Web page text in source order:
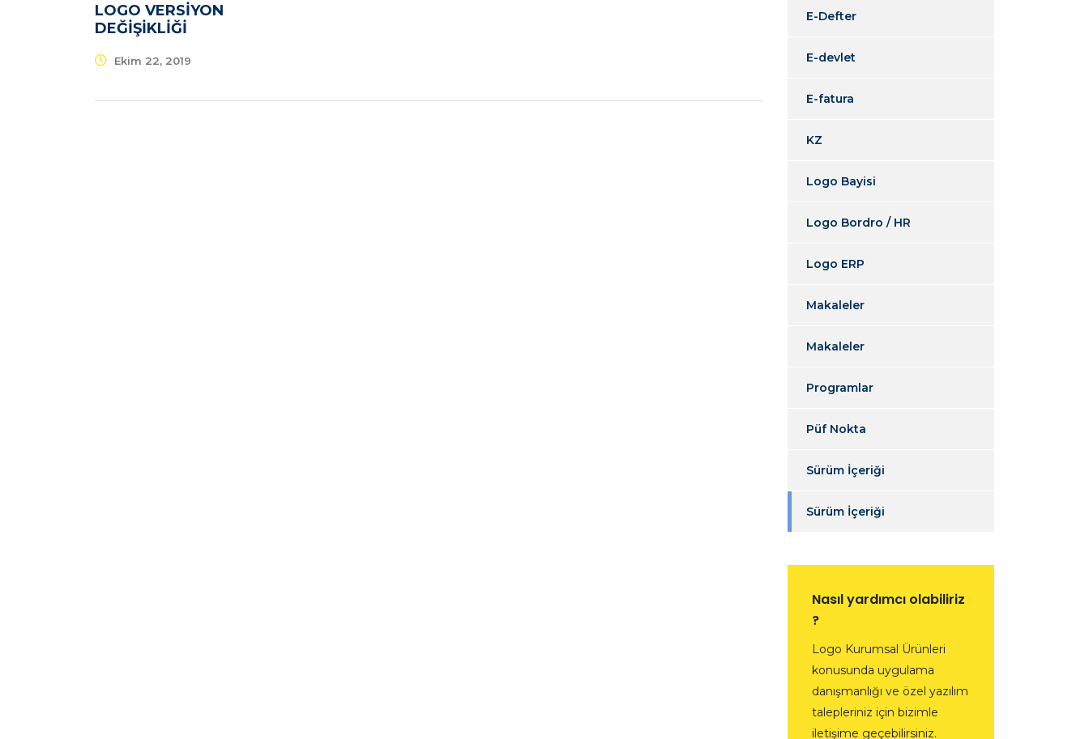
LOGO VERSIYON
DEĞIŞIKLIĞI
Ekim 22, 2019
E-Defter
E-devlet
E-fatura
KZ
Logo Bayisi
Logo Bordro / HR
Logo ERP
Makaleler
Makaleler
Programlar
Püf Nokta
Sürüm İçeriği
Sürüm İçeriği
Nasıl yardımcı olabiliriz
?
Logo Kurumsal Ürünleri
konusunda uygulama
danışmanlığı ve özel yazılım
talepleriniz için bizimle
iletişime geçebilirsiniz.